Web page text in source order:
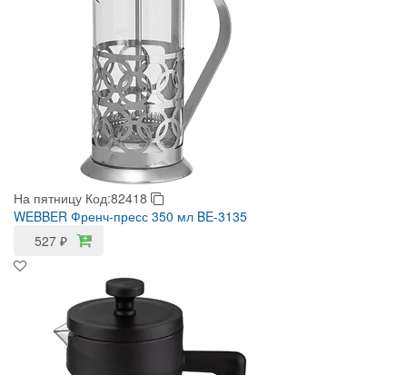
На пятницу Код:82418
WEBBER Френч-пресс 350 мл BE-3135
527 ₽